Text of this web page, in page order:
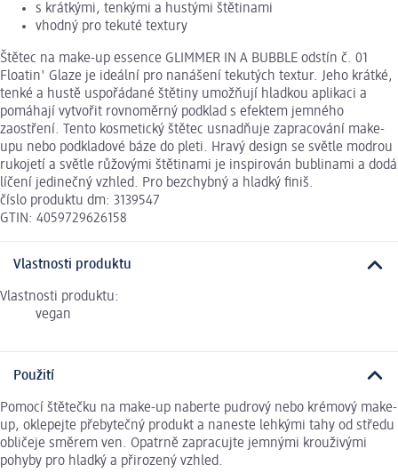
s krátkými, tenkými a hustými štětinami
vhodný pro tekuté textury
Štětec na make-up essence GLIMMER IN A BUBBLE odstín č. 01
Floatin' Glaze je ideální pro nanášení tekutých textur. Jeho krátké,
tenké a hustě uspořádané štětiny umožňují hladkou aplikaci a
pomáhají vytvořit rovnoměrný podklad s efektem jemného
zaostření. Tento kosmetický štětec usnadňuje zapracování make-
upu nebo podkladové báze do pleti. Hravý design se světle modrou
rukojetí a světle růžovými štětinami je inspirován bublinami a dodá
líčení jedinečný vzhled. Pro bezchybný a hladký finiš.
číslo produktu dm: 3139547
GTIN: 4059729626158
Vlastnosti produktu
Vlastnosti produktu:
vegan
Použití
Pomocí štětečku na make-up naberte pudrový nebo krémový make-
up, oklepejte přebytečný produkt a naneste lehkými tahy od středu
obličeje směrem ven. Opatrně zapracujte jemnými krouživými
pohyby pro hladký a přirozený vzhled.